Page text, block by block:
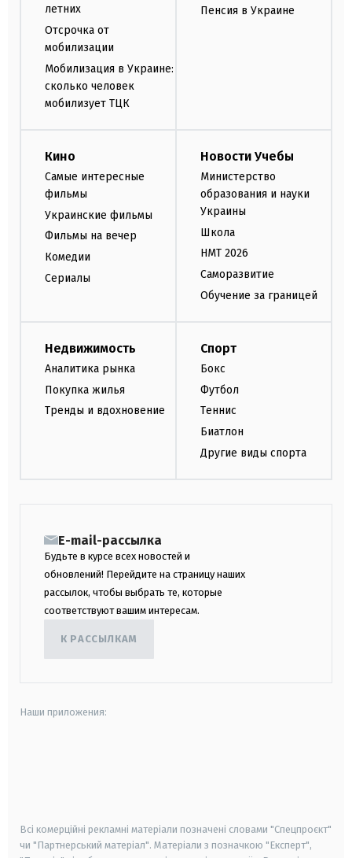
летних
Отсрочка от
мобилизации
Мобилизация в Украине:
сколько человек
мобилизует ТЦК
Пенсия в Украине
Кино
Самые интересные
фильмы
Украинские фильмы
Фильмы на вечер
Комедии
Сериалы
Новости Учебы
Министерство
образования и науки
Украины
Школа
НМТ 2026
Саморазвитие
Обучение за границей
Недвижимость
Аналитика рынка
Покупка жилья
Тренды и вдохновение
Спорт
Бокс
Футбол
Теннис
Биатлон
Другие виды спорта
E-mail-рассылка
Будьте в курсе всех новостей и
обновлений! Перейдите на страницу наших
рассылок, чтобы выбрать те, которые
соответствуют вашим интересам.
К РАССЫЛКАМ
Наши приложения:
Всі комерційні рекламні матеріали позначені словами "Спецпроєкт"
чи "Партнерський матеріал". Матеріали з позначкою "Експерт",